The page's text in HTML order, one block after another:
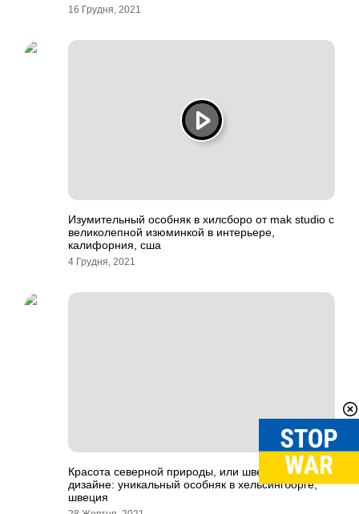
16 Грудня, 2021
Изумительный особняк в хилсборо от mak studio с
великолепной изюминкой в интерьере,
калифорния, сша
4 Грудня, 2021
Красота северной природы, или шведский дух в
дизайне: уникальный особняк в хельсингборге,
швеция